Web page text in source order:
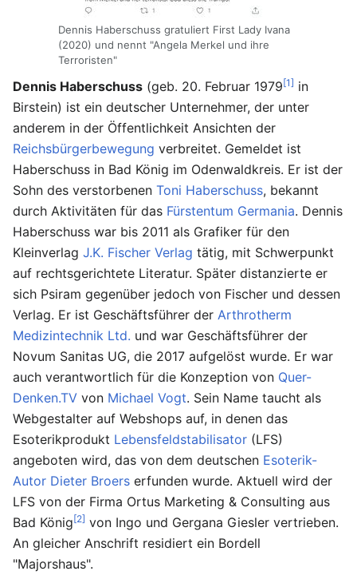
Dennis Haberschuss gratuliert First Lady Ivana
(2020) und nennt "Angela Merkel und ihre
Terroristen"
Dennis Haberschuss (geb. 20. Februar 1979[1] in
Birstein) ist ein deutscher Unternehmer, der unter
anderem in der Öffentlichkeit Ansichten der
Reichsbürgerbewegung verbreitet. Gemeldet ist
Haberschuss in Bad König im Odenwaldkreis. Er ist der
Sohn des verstorbenen Toni Haberschuss, bekannt
durch Aktivitäten für das Fürstentum Germania. Dennis
Haberschuss war bis 2011 als Grafiker für den
Kleinverlag J.K. Fischer Verlag tätig, mit Schwerpunkt
auf rechtsgerichtete Literatur. Später distanzierte er
sich Psiram gegenüber jedoch von Fischer und dessen
Verlag. Er ist Geschäftsführer der Arthrotherm
Medizintechnik Ltd. und war Geschäftsführer der
Novum Sanitas UG, die 2017 aufgelöst wurde. Er war
auch verantwortlich für die Konzeption von Quer-
Denken.TV von Michael Vogt. Sein Name taucht als
Webgestalter auf Webshops auf, in denen das
Esoterikprodukt Lebensfeldstabilisator (LFS)
angeboten wird, das von dem deutschen Esoterik-
Autor Dieter Broers erfunden wurde. Aktuell wird der
LFS von der Firma Ortus Marketing & Consulting aus
Bad König[2] von Ingo und Gergana Giesler vertrieben.
An gleicher Anschrift residiert ein Bordell
"Majorshaus".